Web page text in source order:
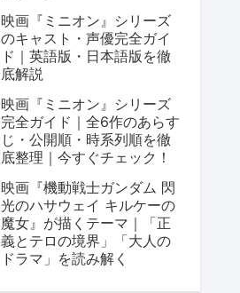
映画『ミニオン』シリーズ
のキャスト・声優完全ガイ
ド｜英語版・日本語版を徹
底解説
映画『ミニオン』シリーズ
完全ガイド｜全6作のあらす
じ・公開順・時系列順を徹
底整理｜今すぐチェック！
映画『機動戦士ガンダム 閃
光のハサウェイ キルケーの
魔女』が描くテーマ｜「正
義とテロの境界」「大人の
ドラマ」を読み解く